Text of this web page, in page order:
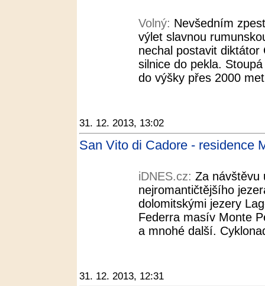
Volný: Nevšedním
výlet slavnou
nechal postavit
silnice do pekla.
do výšky přes 2000
31. 12. 2013, 13:02
San Vito di Cadore - residence
iDNES.cz: Za návštěvu
nejromantičtějšího
dolomitskými jezery
Federra masív Monte
a mnohé další.
31. 12. 2013, 12:31